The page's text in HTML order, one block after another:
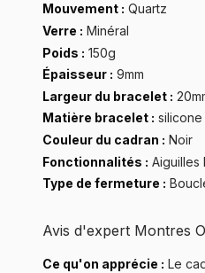
Mouvement : Quartz
Verre : Minéral
Poids : 150g
Épaisseur : 9mm
Largeur du bracelet :
Matière bracelet : silicone
Couleur du cadran : Noir
Fonctionnalités : Aiguilles
Type de fermeture :
Avis d'expert Montres
Ce qu'on apprécie : Le